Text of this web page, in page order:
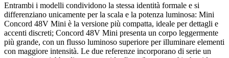
Entrambi i modelli condividono la stessa identità formale e si
differenziano unicamente per la scala e la potenza luminosa: Mini
Concord 48V Mini è la versione più compatta, ideale per dettagli e
accenti discreti; Concord 48V Mini presenta un corpo leggermente
più grande, con un flusso luminoso superiore per illuminare elementi
con maggiore intensità. Le due referenze incorporano di serie un